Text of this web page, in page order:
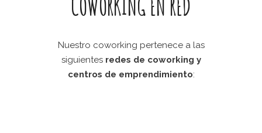
COWORKING EN RED
Nuestro coworking pertenece a las
siguientes redes de coworking y
centros de emprendimiento: